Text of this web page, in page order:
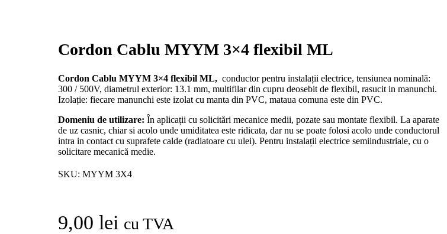
Cordon Cablu MYYM 3×4 flexibil ML
Cordon Cablu MYYM 3×4 flexibil ML, conductor pentru instalații electrice, tensiunea nominală:
300 / 500V, diametrul exterior: 13.1 mm, multifilar din cupru deosebit de flexibil, rasucit in manunchi.
Izolație: fiecare manunchi este izolat cu manta din PVC, mataua comuna este din PVC.
Domeniu de utilizare: În aplicații cu solicitări mecanice medii, pozate sau montate flexibil. La aparate
de uz casnic, chiar si acolo unde umiditatea este ridicata, dar nu se poate folosi acolo unde conductorul
intra in contact cu suprafete calde (radiatoare cu ulei). Pentru instalații electrice semiindustriale, cu o
solicitare mecanică medie.
SKU: MYYM 3X4
9,00 lei cu TVA